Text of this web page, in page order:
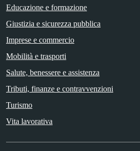
Educazione e formazione
Giustizia e sicurezza pubblica
Imprese e commercio
Mobilità e trasporti
Salute, benessere e assistenza
Tributi, finanze e contravvenzioni
Turismo
Vita lavorativa